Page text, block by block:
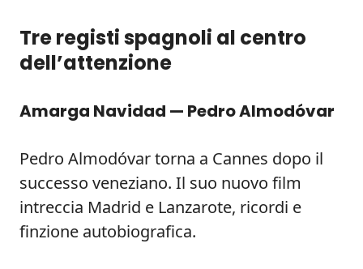
Tre registi spagnoli al centro
dell’attenzione
Amarga Navidad — Pedro Almodóvar
Pedro Almodóvar torna a Cannes dopo il
successo veneziano. Il suo nuovo film
intreccia Madrid e Lanzarote, ricordi e
finzione autobiografica.